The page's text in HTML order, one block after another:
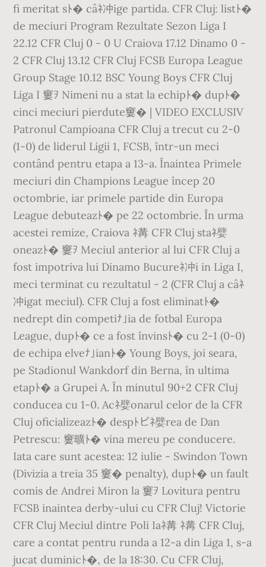
fi meritat sﾄ� câﾈ冲ige partida. CFR Cluj: listﾄ�
de meciuri Program Rezultate Sezon Liga I
22.12 CFR Cluj 0 - 0 U Craiova 17.12 Dinamo 0 -
2 CFR Cluj 13.12 CFR Cluj FCSB Europa League
Group Stage 10.12 BSC Young Boys CFR Cluj
Liga I 窶ｦ Nimeni nu a stat la echipﾄ� dupﾄ�
cinci meciuri pierdute窶� | VIDEO EXCLUSIV
Patronul Campioana CFR Cluj a trecut cu 2-0
(1-0) de liderul Ligii 1, FCSB, într-un meci
contând pentru etapa a 13-a. Înaintea Primele
meciuri din Champions League încep 20
octombrie, iar primele partide din Europa
League debuteazﾄ� pe 22 octombrie. În urma
acestei remize, Craiova ﾈ冓 CFR Cluj staﾈ嬖
oneazﾄ� 窶ｦ Meciul anterior al lui CFR Cluj a
fost impotriva lui Dinamo Bucureﾈ冲i in Liga I,
meci terminat cu rezultatul - 2 (CFR Cluj a câﾈ
冲igat meciul). CFR Cluj a fost eliminatﾄ�
nedrept din competiﾅ｣ia de fotbal Europa
League, dupﾄ� ce a fost învinsﾄ� cu 2-1 (0-0)
de echipa elveﾅ｣ianﾄ� Young Boys, joi seara,
pe Stadionul Wankdorf din Berna, în ultima
etapﾄ� a Grupei A. În minutul 90+2 CFR Cluj
conducea cu 1-0. Acﾈ嬖onarul celor de la CFR
Cluj oficializeazﾄ� despﾄビﾈ嬖rea de Dan
Petrescu: 窶曠ﾄ� vina mereu pe conducere.
Iata care sunt acestea: 12 iulie - Swindon Town
(Divizia a treia 35 窶� penalty), dupﾄ� un fault
comis de Andrei Miron la 窶ｦ Lovitura pentru
FCSB inaintea derby-ului cu CFR Cluj! Victorie
CFR Cluj Meciul dintre Poli Iaﾈ冓 ﾈ冓 CFR Cluj,
care a contat pentru runda a 12-a din Liga 1, s-a
jucat duminicﾄ�, de la 18:30. Cu CFR Cluj,